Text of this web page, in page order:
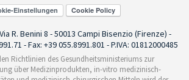
Einstellungen
R. Benini 8 - 50013 Campi Bisenzio (Firenze) -
- Fax: +39 055.8991.801 - P.IVA: 01812000485
Richtlinien des Gesundheitsministeriums zur
über Medizinprodukten, in-vitro medizinisch-